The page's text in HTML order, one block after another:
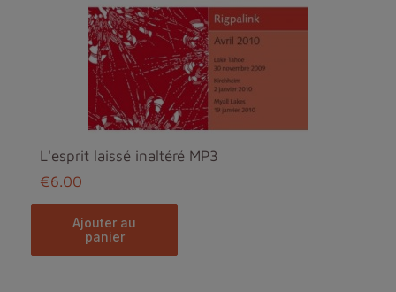
L'esprit laissé inaltéré MP3
€6.00
ajouter au
panier